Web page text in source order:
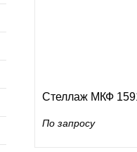
Стеллаж МКФ
По запросу